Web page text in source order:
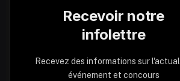
Recevoir notre
infolettre
Recevez des informations sur
événement et concours